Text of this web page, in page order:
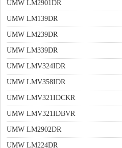
UMW LM2901DR
UMW LM139DR
UMW LM239DR
UMW LM339DR
UMW LMV324IDR
UMW LMV358IDR
UMW LMV321IDCKR
UMW LMV321IDBVR
UMW LM2902DR
UMW LM224DR